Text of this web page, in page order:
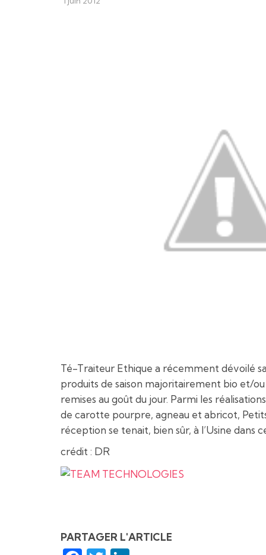
Té-Traiteur Ethique a récemment dévoilé
produits de saison majoritairement bio et/
remises au goût du jour. Parmi les
de carotte pourpre, agneau et abricot,
réception se tenait, bien sûr, à l’Usine
crédit : DR
PARTAGER L'ARTICLE